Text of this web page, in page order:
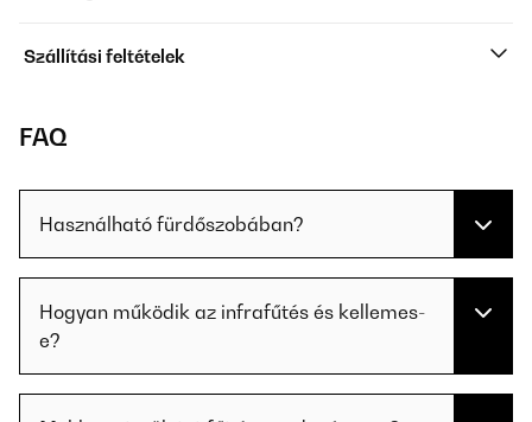
Szállítási feltételek
FAQ
Használható fürdőszobában?
Hogyan működik az infrafűtés és kellemes-
e?